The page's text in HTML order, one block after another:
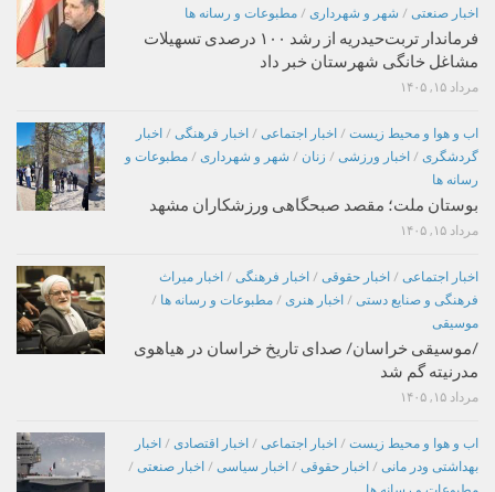
اخبار صنعتی / شهر و شهرداری / مطبوعات و رسانه ها
فرماندار تربت‌حیدریه از رشد ۱۰۰ درصدی تسهیلات
مشاغل خانگی شهرستان خبر داد
مرداد ۱۵, ۱۴۰۵
اب و هوا و محیط زیست / اخبار اجتماعی / اخبار فرهنگی / اخبار
گردشگری / اخبار ورزشی / زنان / شهر و شهرداری / مطبوعات و
رسانه ها
بوستان ملت؛ مقصد صبحگاهی ورزشکاران مشهد
مرداد ۱۵, ۱۴۰۵
اخبار اجتماعی / اخبار حقوقی / اخبار فرهنگی / اخبار میراث
فرهنگی و صنایع دستی / اخبار هنری / مطبوعات و رسانه ها /
موسیقی
/موسیقی خراسان/ صدای تاریخ خراسان در هیاهوی
مدرنیته گم شد
مرداد ۱۵, ۱۴۰۵
اب و هوا و محیط زیست / اخبار اجتماعی / اخبار اقتصادی / اخبار
بهداشتی ودر مانی / اخبار حقوقی / اخبار سیاسی / اخبار صنعتی /